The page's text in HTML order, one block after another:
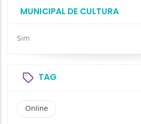
MUNICIPAL DE CULTURA
Sim
TAG
Online